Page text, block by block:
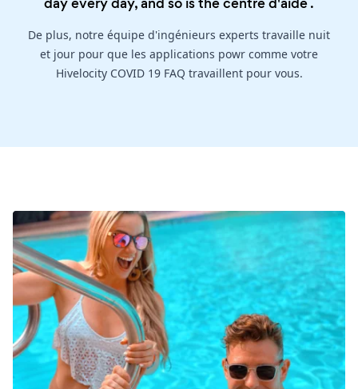
De plus, notre équipe d'ingénieurs experts travaille nuit
et jour pour que les applications powr comme votre
Hivelocity COVID 19 FAQ travaillent pour vous.